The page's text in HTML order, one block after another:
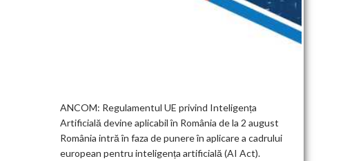
ANCOM: Regulamentul UE privind Inteligența
Artificială devine aplicabil în România de la 2 august
România intră în faza de punere în aplicare a cadrului
european pentru inteligența artificială (AI Act).